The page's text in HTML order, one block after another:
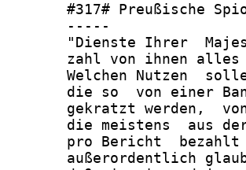
#317# Preußische
       -----
"Dienste Ihrer
zahl von ihnen
Welchen Nutzen
die so  von einer
gekratzt werden,
die meistens  aus
pro Bericht
außerordentlich